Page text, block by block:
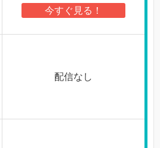
今すぐ見る！
配信なし